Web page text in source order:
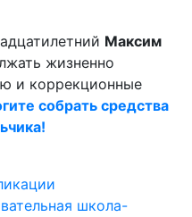
Максим
жизненно
и коррекционные
собрать средства
школа-